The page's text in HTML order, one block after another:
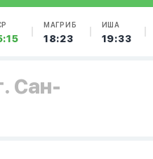
МАГРИБ
18:23
ИША
19:33
Сан-